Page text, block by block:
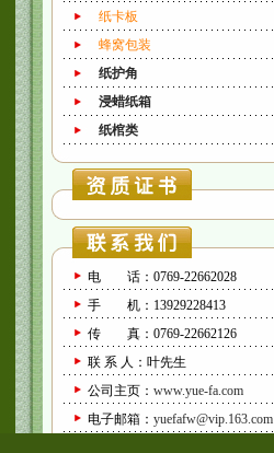
纸卡板
蜂窝包装
纸护角
浸蜡纸箱
纸棺类
电 话：0769-22662028
手 机：13929228413
传 真：0769-22662126
联 系 人：叶先生
公司主页： www.yue-fa.com
电子邮箱： yuefafw@vip.163.com